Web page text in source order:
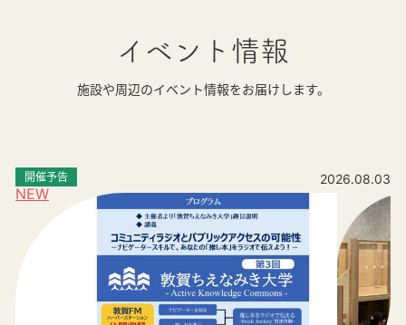
イベント情報
施設や周辺のイベント情報をお届けします。
NEW
開催予告 2026.08.03